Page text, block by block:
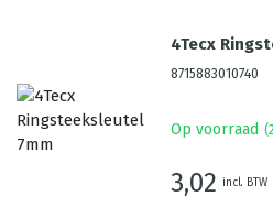
4Tecx
8715883010740
Op voorraad (
3,02 incl. BTW